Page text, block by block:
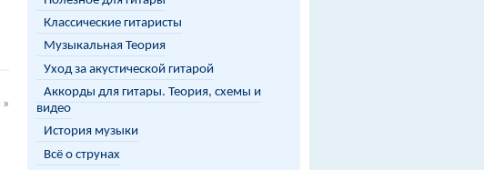
»
Классические гитаристы
Музыкальная Теория
Уход за акустической гитарой
Аккорды для гитары. Теория, схемы и
видео
История музыки
Всё о струнах